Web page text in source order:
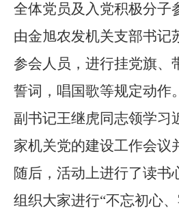
全体党员及入党积极分子
由金旭农发机关支部书记
参会人员，进行挂党旗、
誓词，唱国歌等规定动作
副书记王继虎同志领学习
家机关党的建设工作会议
随后，活动上进行了读书
组织大家进行“不忘初心